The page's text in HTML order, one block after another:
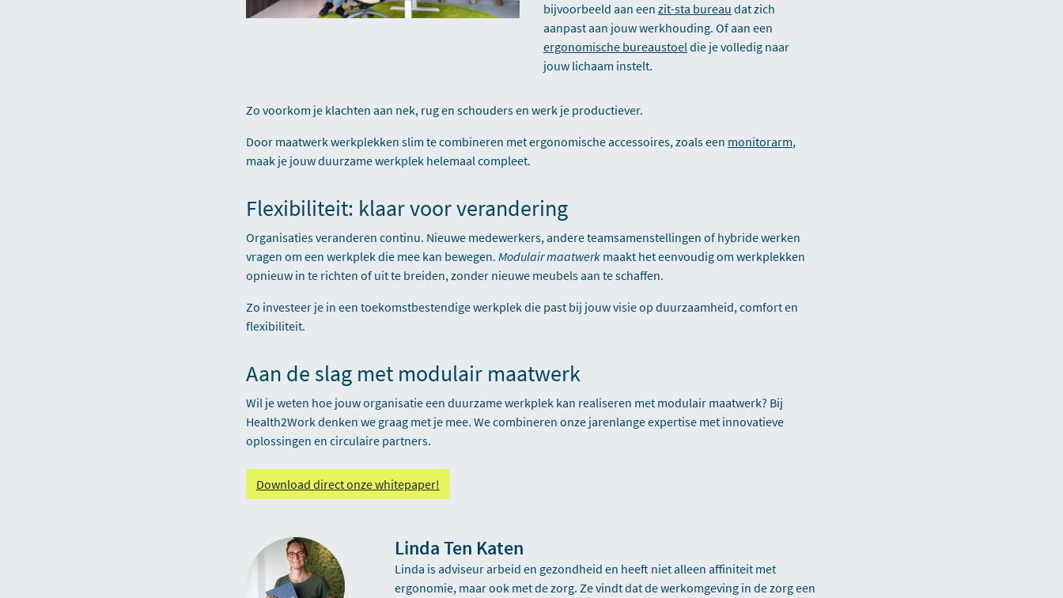
bijvoorbeeld aan een zit-sta bureau dat zich
aanpast aan jouw werkhouding. Of aan een
ergonomische bureaustoeldie je volledig naar
jouw lichaam instelt.
Zo voorkom je klachten aan nek, rug en schouders en werk je productiever.
Door maatwerk werkplekken slim te combineren met ergonomische accessoires, zoals een monitorarm,
maak je jouw duurzame werkplek helemaal compleet.
Flexibiliteit: klaar voor verandering
Organisaties veranderen continu. Nieuwe medewerkers, andere teamsamenstellingen of hybride werken
vragen om een werkplek die mee kan bewegen. Modulair maatwerk maakt het eenvoudig om werkplekken
opnieuw in te richten of uit te breiden, zonder nieuwe meubels aan te schaffen.
Zo investeer je in een toekomstbestendige werkplek die past bij jouw visie op duurzaamheid, comfort en
flexibiliteit.
Aan de slag met modulair maatwerk
Wil je weten hoe jouw organisatie een duurzame werkplek kan realiseren met modulair maatwerk? Bij
Health2Work denken we graag met je mee. We combineren onze jarenlange expertise met innovatieve
oplossingen en circulaire partners.
Download direct onze whitepaper!
Linda Ten Katen
Linda is adviseur arbeid en gezondheid en heeft niet alleen affiniteit met
ergonomie, maar ook met de zorg. Ze vindt dat de werkomgeving in de zorg een